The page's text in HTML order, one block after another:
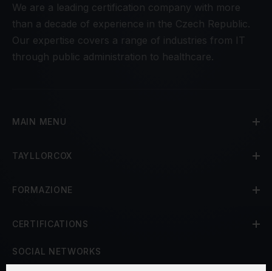
We are a leading certification company with more
than a decade of experience in the Czech Republic.
Our expertise covers a range of industries from IT
through public administration to healthcare.
MAIN MENU
TAYLLORCOX
FORMAZIONE
CERTIFICATIONS
SOCIAL NETWORKS